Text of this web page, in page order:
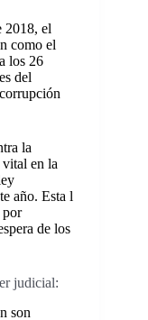
2018, el
como el
los 26
del
la
en la
año. Esta l
por
de los
judicial:
son